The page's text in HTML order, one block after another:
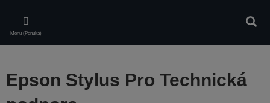
main
content
Menu (Ponuka)
Epson Stylus Pro Technická